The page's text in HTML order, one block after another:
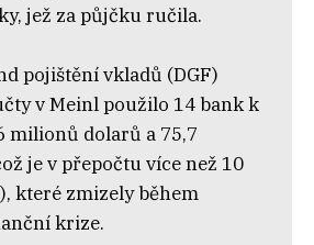
jež za půjčku ručila.
pojištění vkladů (DGF)
v Meinl použilo 14 bank k
milionů dolarů a 75,7
je v přepočtu více než 10
které zmizely během
krize.